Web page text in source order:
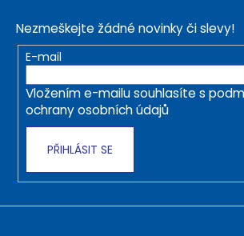
Nezmeškejte žádné novinky či slevy!
E-mail
Vložením e-mailu souhlasíte s
ochrany osobních údajů
PŘIHLÁSIT SE